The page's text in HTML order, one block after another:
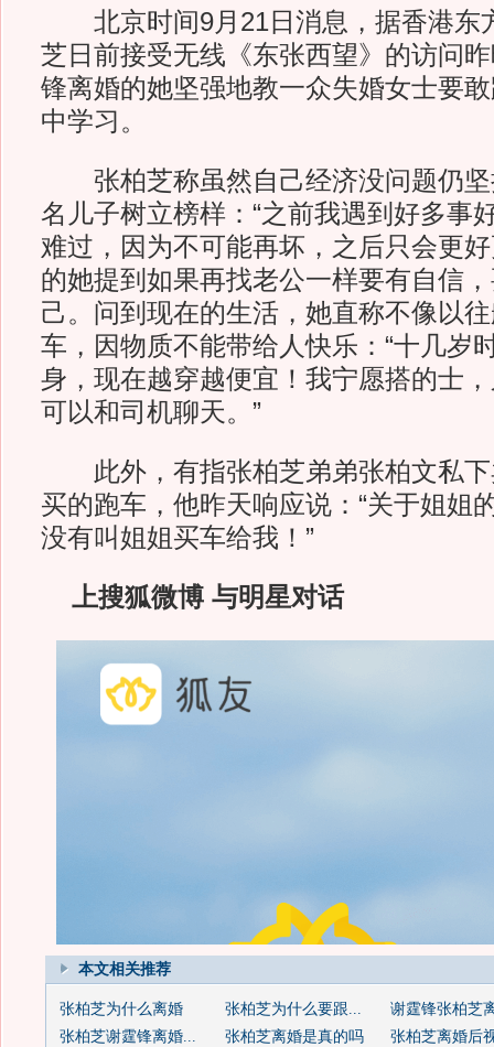
北京时间9月21日消息，据香港东
芝日前接受无线《东张西望》的访问
锋离婚的她坚强地教一众失婚女士要
中学习。
张柏芝称虽然自己经济没问题仍坚
名儿子树立榜样：“之前我遇到好多事
难过，因为不可能再坏，之后只会更
的她提到如果再找老公一样要有自信
己。问到现在的生活，她直称不像以
车，因物质不能带给人快乐：“十几岁
身，现在越穿越便宜！我宁愿搭的士
可以和司机聊天。”
此外，有指张柏芝弟弟张柏文私下
买的跑车，他昨天响应说：“关于姐姐
没有叫姐姐买车给我！”
上搜狐微博 与明星对话
本文相关推荐
张柏芝为什么离婚 张柏芝为什么要跟...
谢霆锋张柏芝
张柏芝谢霆锋离婚...
张柏芝离婚是真的吗
张柏芝离婚后